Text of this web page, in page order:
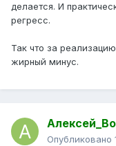
делается. И
регресс.
Так что за
жирный минус.
Опубликовано